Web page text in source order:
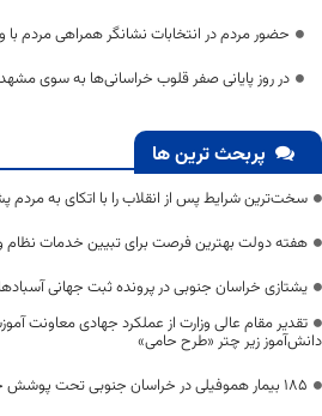
حضور مردم در انتخابات نشانگر همراهی مردم با
در روز پایانی صفر قلوب خراسانی‌ها به سوی
پربحث ترین ها
سخت‌ترین شرایط پس از انقلاب را با اتکای به
هفته دولت بهترین فرصت برای تبیین خدمات نظام
یشتازی خراسان جنوبی در پرونده ثبت جهانی آسبادها
دانش‌آموز زیر چتر «طرح حامی»
۱۸۵ بیمار هموفیلی در خراسان جنوبی تحت پوشش خدمات بیمه سلامت قرار دارند